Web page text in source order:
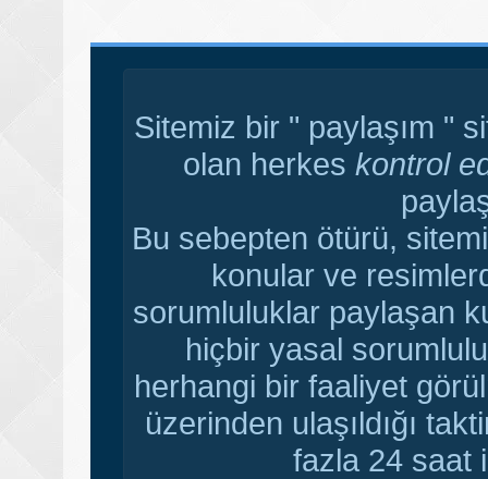
Sitemiz bir " paylaşım "
olan herkes kontrol
Bu sebepten ötürü,
konular ve
sorumluluklar paylaşan
hiçbir yasal
herhangi bir faaliyet
üzerinden ulaşıldığı
fazla 24 saat